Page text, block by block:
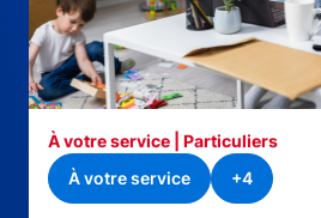
À votre service | Particuliers
À votre service
+4